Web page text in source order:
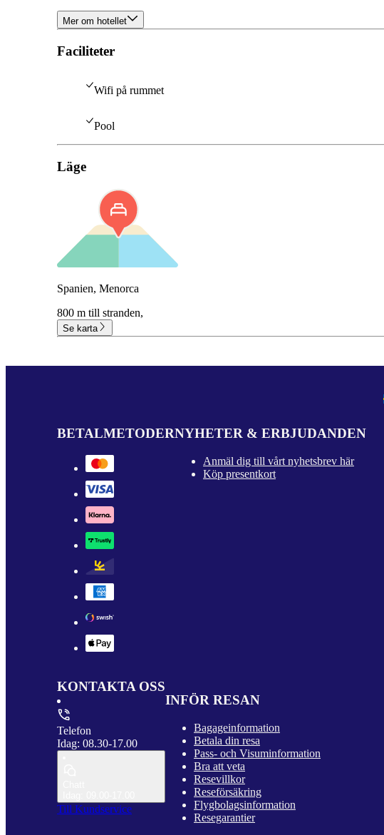
Mer om hotellet
Faciliteter
Wifi på rummet
Pool
Läge
Spanien, Menorca
800 m till stranden,
Se karta
BETALMETODERNYHETER & ERBJUDANDEN
Anmäl dig till vårt nyhetsbrev här
Köp presentkort
KONTAKTA OSS
Telefon
Idag: 08.30-17.00
Till Kundservice
INFÖR RESAN
Bagageinformation
Betala din resa
Pass- och Visuminformation
Bra att veta
Resevillkor
Reseförsäkring
Flygbolagsinformation
Resegarantier